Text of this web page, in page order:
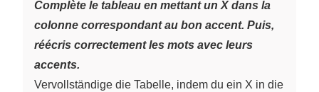
Complète le tableau en mettant un X dans la
colonne correspondant au bon accent. Puis,
réécris correctement les mots avec leurs
accents.
Vervollständige die Tabelle, indem du ein X in die